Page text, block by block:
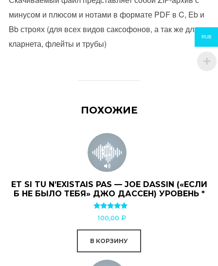
минусом и плюсом и нотами в формате PDF в C, Eb и
Bb строях (для всех видов саксофонов, а так же для
кларнета, флейты и трубы)
ПОХОЖИЕ
ET SI TU N’EXISTAIS PAS — JOE DASSIN («ЕСЛИ
Б НЕ БЫЛО ТЕБЯ» ДЖО ДАССЕН) УРОВЕНЬ *
Оценка
5.00
100,00 ₽
В КОРЗИНУ
RUB